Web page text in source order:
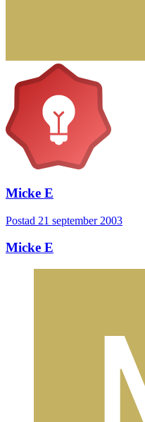
Micke E
Postad 21 september 2003
Micke E